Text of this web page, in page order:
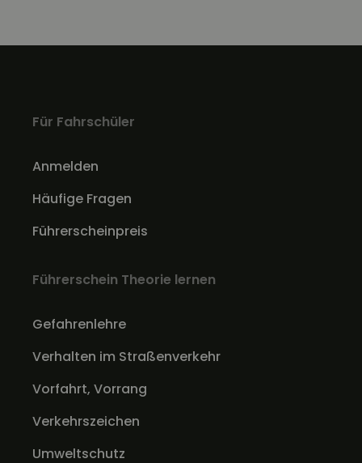
Für Fahrschüler
Anmelden
Häufige Fragen
Führerscheinpreis
Führerschein Theorie lernen
Gefahrenlehre
Verhalten im Straßenverkehr
Vorfahrt, Vorrang
Verkehrszeichen
Umweltschutz